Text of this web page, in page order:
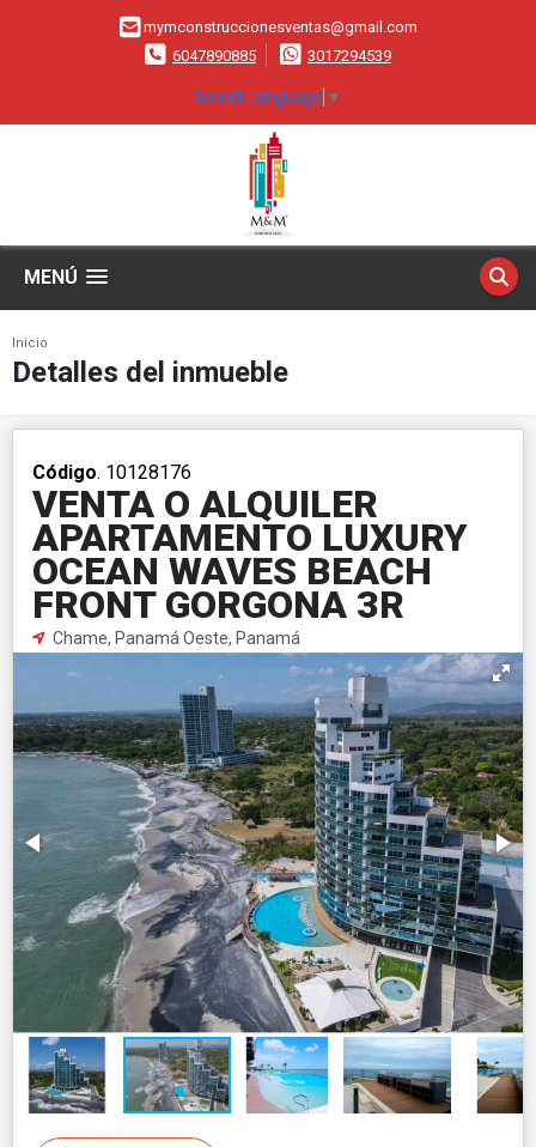
mymconstruccionesventas@gmail.com
6047890885
3017294539
Select Language ▼
MENÚ
Inicio
Detalles del inmueble
Código. 10128176
VENTA O ALQUILER
APARTAMENTO LUXURY
OCEAN WAVES BEACH
FRONT GORGONA 3R
Chame, Panamá Oeste, Panamá